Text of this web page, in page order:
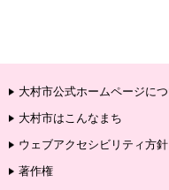
大村市公式ホームページに
大村市はこんなまち
ウェブアクセシビリティ方針
著作権